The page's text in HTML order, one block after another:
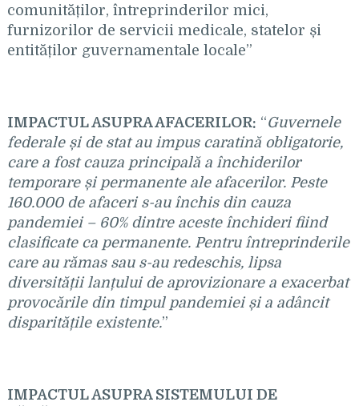
comunităților, întreprinderilor mici,
furnizorilor de servicii medicale, statelor și
entităților guvernamentale locale”
IMPACTUL ASUPRA AFACERILOR: “Guvernele
federale și de stat au impus caratină obligatorie,
care a fost cauza principală a închiderilor
temporare și permanente ale afacerilor. Peste
160.000 de afaceri s-au închis din cauza
pandemiei – 60% dintre aceste închideri fiind
clasificate ca permanente. Pentru întreprinderile
care au rămas sau s-au redeschis, lipsa
diversității lanțului de aprovizionare a exacerbat
provocările din timpul pandemiei și a adâncit
disparitățile existente.”
IMPACTUL ASUPRA SISTEMULUI DE